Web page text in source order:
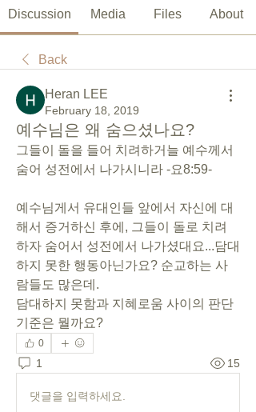
Discussion Media Files About
Back
Heran LEE
February 18, 2019
예수님은 왜 숨으셨나요?
그들이 돌을 들어 치려하거늘 예수께서
숨어 성전에서 나가시니라 -요8:59-
예수님게서 유대인들 앞에서 자신에 대
해서 증거하신 후에, 그들이 돌로 치려
하자 숨어서 성전에서 나가셨대요...담대
하지 못한 행동아닌가요? 순교하는 사
람들도 많은데.
담대하지 못함과 지혜로움 사이의 판단
기준은 뭘까요?
0
1 15
댓글을 입력하세요.